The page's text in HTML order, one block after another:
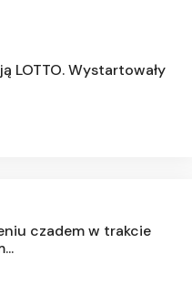
LOTTO. Wystartowały
czadem w trakcie